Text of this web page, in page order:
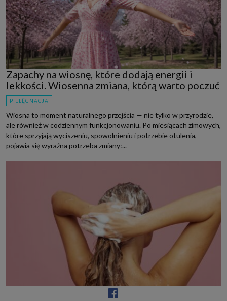
Zapachy na wiosnę, które dodają energii i
lekkości. Wiosenna zmiana, którą warto poczuć
PIELĘGNACJA
Wiosna to moment naturalnego przejścia — nie tylko w przyrodzie,
ale również w codziennym funkcjonowaniu. Po miesiącach zimowych,
które sprzyjają wyciszeniu, spowolnieniu i potrzebie otulenia,
pojawia się wyraźna potrzeba zmiany:...